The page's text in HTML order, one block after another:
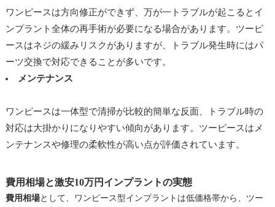
ワンピースは方向修正ができず、万が一トラブルが起こるとイ
ンプラント全体の再手術が必要になる場合があります。ツーピ
ースはネジの緩みリスクがありますが、トラブル発生時にはパ
ーツ交換で対応できることが多いです。
メンテナンス
ワンピースは一体型で清掃が比較的簡単な反面、トラブル時の
対応は大掛かりになりやすい傾向があります。ツーピースはメ
ンテナンスや修理の柔軟性が高い点が評価されています。
費用相場と激安10万円インプラントの実態
費用相場として、ワンピース型インプラントは低価格帯から、ツー